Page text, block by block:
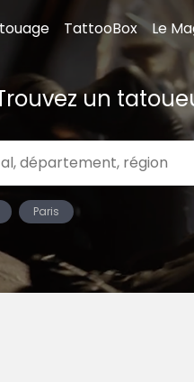
TattooBox Le
un
Paris